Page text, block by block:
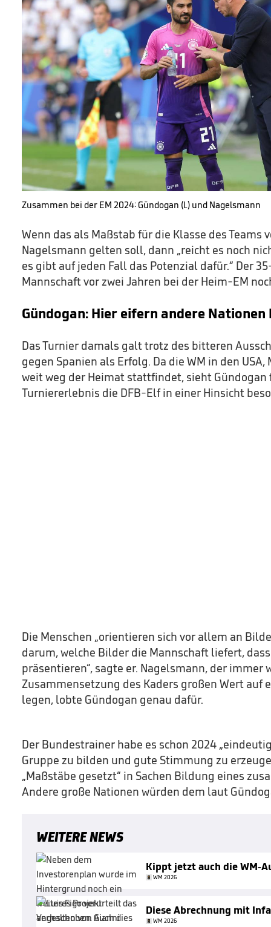
Zusammen bei der EM 2024: Gündogan (l.) und Nagelsmann
Wenn das als Maßstab für die Klasse des Teams
Nagelsmann gelten soll, dann „reicht es noch
es gibt auf jeden Fall das Potenzial dafür.“ Der
Mannschaft vor zwei Jahren bei der Heim-EM
Gündogan: Hier eifern andere Nationen
Das Turnier damals galt trotz des bitteren
gegen Spanien als Erfolg. Da die WM in den
weit weg der Heimat stattfindet, sieht Gündogan
Turniererlebnis die DFB-Elf in einer Hinsicht
Die Menschen „orientieren sich vor allem an
darum, welche Bilder die Mannschaft liefert,
präsentieren“, sagte er. Nagelsmann, der immer
Zusammensetzung des Kaders großen Wert auf
legen, lobte Gündogan genau dafür.
Der Bundestrainer habe es schon 2024
Gruppe zu bilden und gute Stimmung zu
„Maßstäbe gesetzt“ in Sachen Bildung eines
Andere große Nationen würden dem laut
WEITERE NEWS
Kippt jetzt auch die WM-
WM 2026
Diese Abrechnung mit
WM 2026